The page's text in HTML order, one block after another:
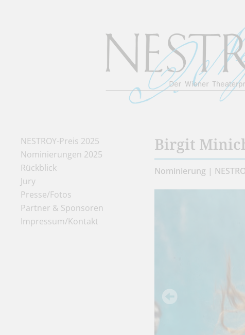
NESTROY-Preis 2025
Nominierungen 2025
Rückblick
Jury
Presse/Fotos
Partner & Sponsoren
Impressum/Kontakt
Birgit
Nominierung |